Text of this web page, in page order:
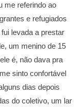
me referindo ao
e refugiados
levada a prestar
um menino de 15
é, não dava pra
sinto confortável
dias depois
do coletivo, um lar